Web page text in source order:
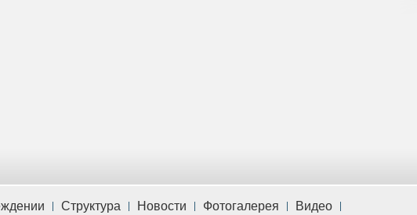
Структура Новости Фотогалерея Видео